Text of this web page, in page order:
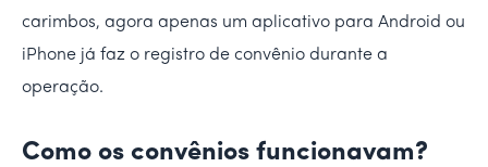
carimbos, agora apenas um aplicativo para Android ou
iPhone já faz o registro de convênio durante a
operação.
Como os convênios funcionavam?